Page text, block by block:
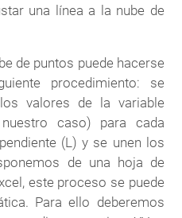
una línea a la nube de
de puntos puede hacerse
procedimiento: se
valores de la variable
caso) para cada
(L) y se unen los
de una hoja de
este proceso se puede
Para ello deberemos